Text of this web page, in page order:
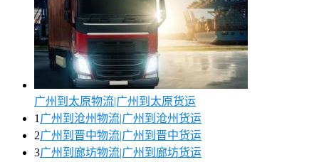
广州到太原物流|广州到太原货运
1 广州到沧州物流|广州到沧州货运
2广州到晋中物流|广州到晋中货运
3广州到廊坊物流|广州到廊坊货运